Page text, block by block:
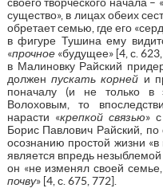
существо», в лицах обеих
обретает семью, где его
в фигуре Тушина ему
«прочное «будущее» [4, с.
в Малиновку Райский
долженпускать корней и
поначалу (и не только в
Волоховым, то
нарасти «крепкой связью»
Борис Павлович Райский, по
осознанию простой жизни
является впредь
он «не изменял своей семье,
почву» [4, с. 675, 772].